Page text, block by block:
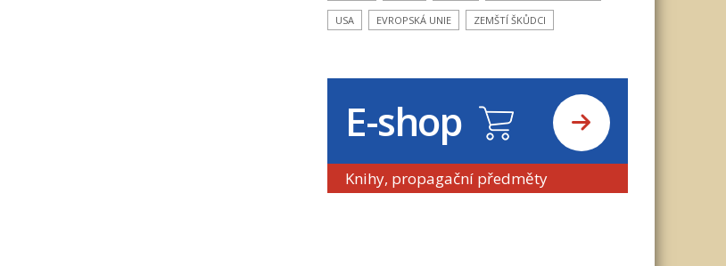
USA EVROPSKÁ UNIE ZEMŠTÍ ŠKŮDCI
E-shop
Knihy, propagační předměty